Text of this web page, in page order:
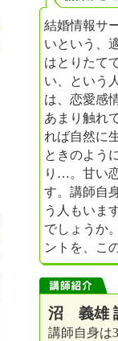
結婚情報サ
いという、
はとりたて
い、という
は、恋愛感
あまり触れ
れば自然に
ときのよう
り…。甘い
す。講師自
う人もいま
でしょうか
ントを、こ
沼 義雄
講師自身は